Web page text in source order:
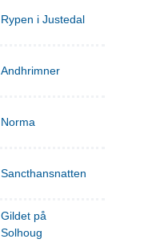
Rypen i Justedal
Andhrimner
Norma
Sancthansnatten
Gildet på
Solhoug